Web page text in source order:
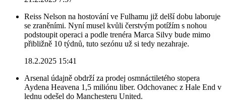
Reiss Nelson na hostování ve Fulhamu již delší dobu laboruje
se zraněními. Nyní musel kvůli čerstvým potížím s nohou
podstoupit operaci a podle trenéra Marca Silvy bude mimo
přibližně 10 týdnů, tuto sezónu už si tedy nezahraje.
18.2.2025 15:41
Arsenal údajně obdrží za prodej osmnáctiletého stopera
Aydena Heavena 1,5 miliónu liber. Odchovanec z Hale End v
lednu odešel do Manchesteru United.